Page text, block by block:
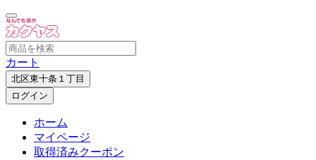
カート
北区東十条１丁目
ログイン
ホーム
マイページ
取得済みクーポン